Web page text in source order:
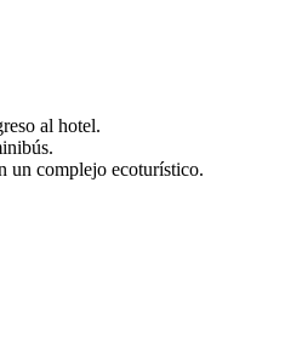
al hotel.
un complejo ecoturístico.